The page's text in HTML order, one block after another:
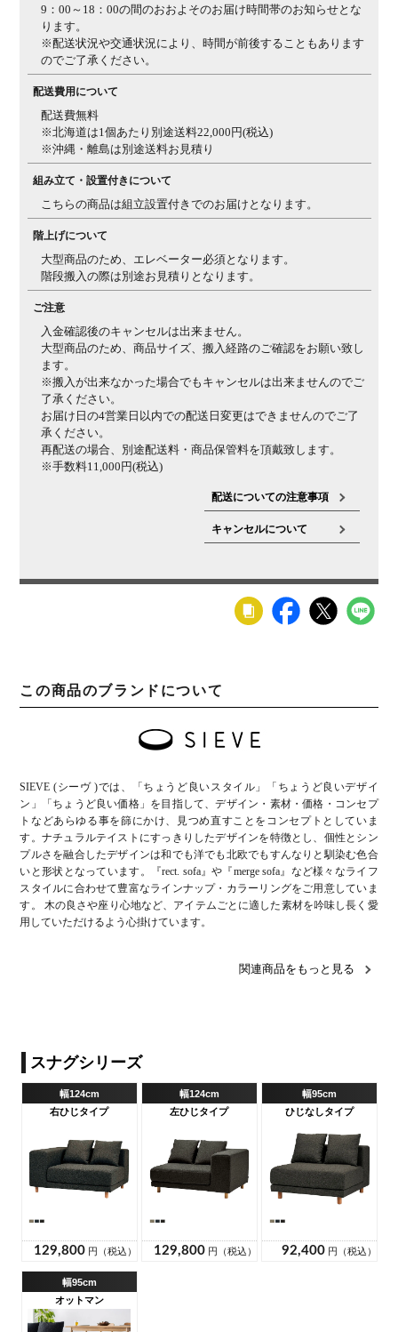
9：00～18：00の間のおおよそのお届け時間帯のお知らせとな
ります。
※配送状況や交通状況により、時間が前後することもあります
のでご了承ください。
配送費用について
配送費無料
※北海道は1個あたり別途送料22,000円(税込)
※沖縄・離島は別途送料お見積り
組み立て・設置付きについて
こちらの商品は組立設置付きでのお届けとなります。
階上げについて
大型商品のため、エレベーター必須となります。
階段搬入の際は別途お見積りとなります。
ご注意
入金確認後のキャンセルは出来ません。
大型商品のため、商品サイズ、搬入経路のご確認をお願い致し
ます。
※搬入が出来なかった場合でもキャンセルは出来ませんのでご
了承ください。
お届け日の4営業日以内での配送日変更はできませんのでご了
承ください。
再配送の場合、別途配送料・商品保管料を頂戴致します。
※手数料11,000円(税込)
配送についての注意事項
キャンセルについて
この商品のブランドについて
SIEVE (シーヴ )では、「ちょうど良いスタイル」「ちょうど良いデザイ
ン」「ちょうど良い価格」を目指して、デザイン・素材・価格・コンセプ
トなどあらゆる事を篩にかけ、見つめ直すことをコンセプトとしていま
す。ナチュラルテイストにすっきりしたデザインを特徴とし、個性とシン
プルさを融合したデザインは和でも洋でも北欧でもすんなりと馴染む色合
いと形状となっています。『rect. sofa』や『merge sofa』など様々なライフ
スタイルに合わせて豊富なラインナップ・カラーリングをご用意していま
す。 木の良さや座り心地など、アイテムごとに適した素材を吟味し長く愛
用していただけるよう心掛けています。
関連商品をもっと見る